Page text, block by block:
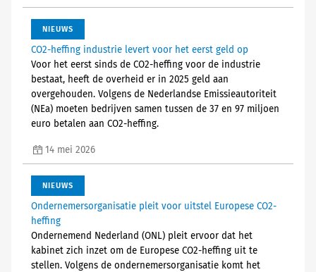
NIEUWS
CO2-heffing industrie levert voor het eerst geld op
Voor het eerst sinds de CO2-heffing voor de industrie
bestaat, heeft de overheid er in 2025 geld aan
overgehouden. Volgens de Nederlandse Emissieautoriteit
(NEa) moeten bedrijven samen tussen de 37 en 97 miljoen
euro betalen aan CO2-heffing.
14 mei 2026
NIEUWS
Ondernemersorganisatie pleit voor uitstel Europese CO2-
heffing
Ondernemend Nederland (ONL) pleit ervoor dat het
kabinet zich inzet om de Europese CO2-heffing uit te
stellen. Volgens de ondernemersorganisatie komt het